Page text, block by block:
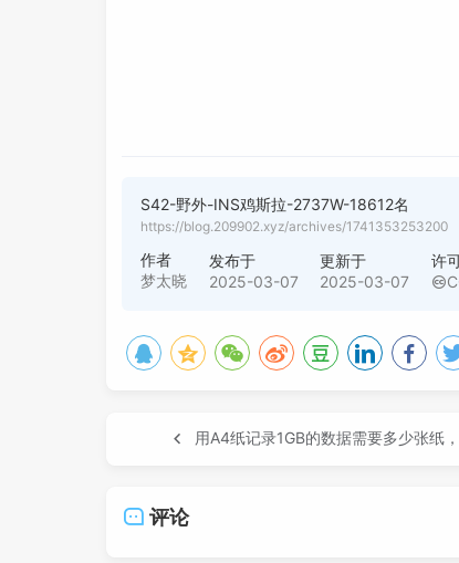
S42-野外-INS鸡斯拉-2737W-18612名
https://blog.209902.xyz/archives/1741353253200
作者
梦太晓
发布于
2025-03-07
更新于
2025-03-07
许
用A4纸记录1GB的数据需要多少张纸
评论